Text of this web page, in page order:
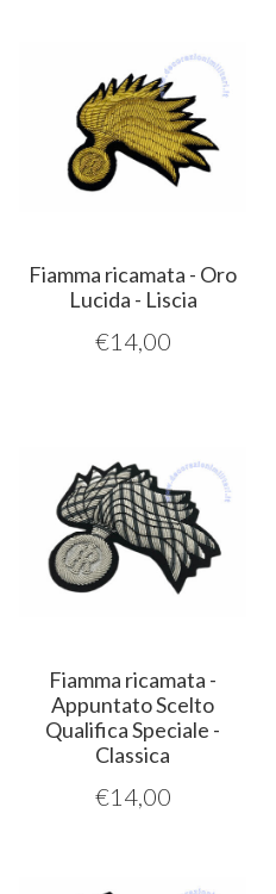
Fiamma ricamata - Oro
Lucida - Liscia
€14,00
Fiamma ricamata -
Appuntato Scelto
Qualifica Speciale -
Classica
€14,00